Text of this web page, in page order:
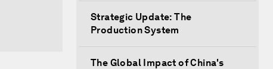
Strategic Update: The
Production System
The Global Impact of China's